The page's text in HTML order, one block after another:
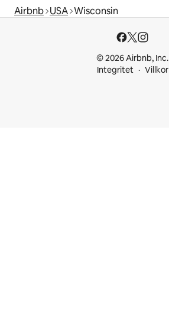
Airbnb USA Wisconsin
© 2026 Airbnb, Inc.
Integritet
Villkor